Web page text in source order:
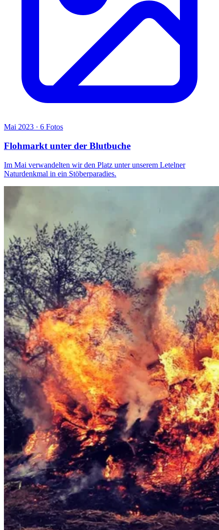
Mai 2023 · 6 Fotos
Flohmarkt unter der Blutbuche
Im Mai verwandelten wir den Platz unter unserem Letelner
Naturdenkmal in ein Stöberparadies.